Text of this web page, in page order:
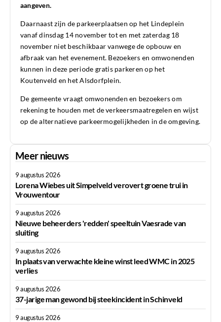
aangeven.
Daarnaast zijn de parkeerplaatsen op het Lindeplein
vanaf dinsdag 14 november tot en met zaterdag 18
november niet beschikbaar vanwege de opbouw en
afbraak van het evenement. Bezoekers en omwonenden
kunnen in deze periode gratis parkeren op het
Koutenveld en het Alsdorfplein.
De gemeente vraagt omwonenden en bezoekers om
rekening te houden met de verkeersmaatregelen en wijst
op de alternatieve parkeermogelijkheden in de omgeving.
Meer nieuws
9 augustus 2026
Lorena Wiebes uit Simpelveld verovert groene trui in
Vrouwentour
9 augustus 2026
Nieuwe beheerders 'redden' speeltuin Vaesrade van
sluiting
9 augustus 2026
In plaats van verwachte kleine winst leed WMC in 2025
verlies
9 augustus 2026
37-jarige man gewond bij steekincident in Schinveld
9 augustus 2026